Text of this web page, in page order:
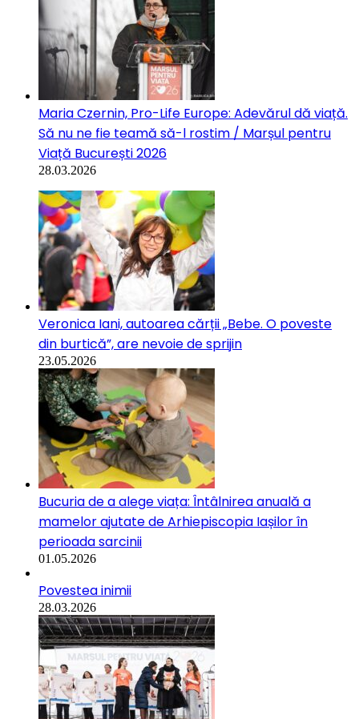
Maria Czernin, Pro-Life Europe: Adevărul dă viață.
Să nu ne fie teamă să-l rostim / Marșul pentru
Viață București 2026
28.03.2026
Veronica Iani, autoarea cărții „Bebe. O poveste
din burtică”, are nevoie de sprijin
23.05.2026
Bucuria de a alege viața: Întâlnirea anuală a
mamelor ajutate de Arhiepiscopia Iașilor în
perioada sarcinii
01.05.2026
Povestea inimii
28.03.2026